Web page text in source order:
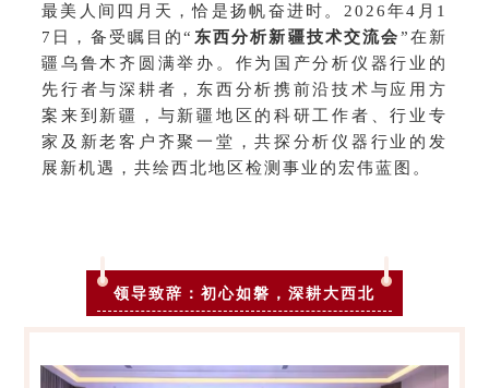
最美人间四月天，恰是扬帆奋进时。2026年4月1
7日，备受瞩目的“ 东西分析新疆技术交流会”在新
疆乌鲁木齐圆满举办。作为国产分析仪器行业的
先行者与深耕者，东西分析携前沿技术与应用方
案来到新疆，与新疆地区的科研工作者、行业专
家及新老客户齐聚一堂，共探分析仪器行业的发
展新机遇，共绘西北地区检测事业的宏伟蓝图。
领导致辞：初心如磐，深耕大西北